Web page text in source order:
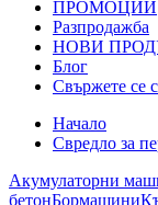
ПРОМОЦИИ
Разпродажба
НОВИ
Блог
Свържете се
Начало
Свредло за
Акумулаторни
бетонБормашини